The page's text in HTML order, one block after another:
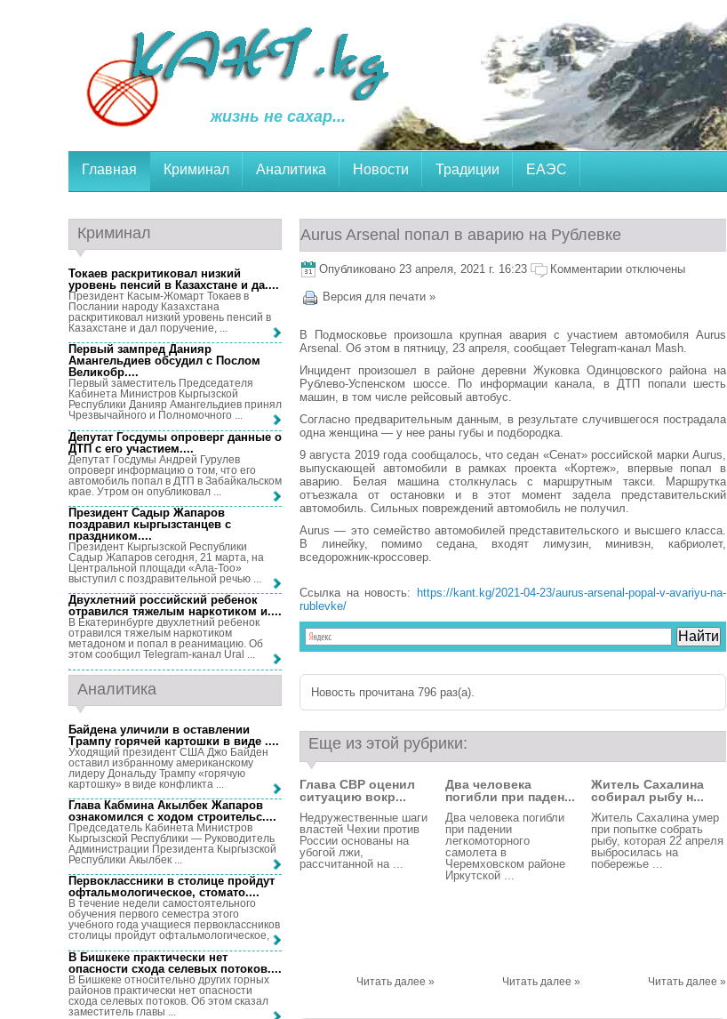
жизнь не сахар...
Главная Криминал Аналитика Новости Традиции ЕАЭС
Aurus Arsenal попал в аварию на Рублевке
Опубликовано 23 апреля, 2021 г. 16:23 Комментарии отключены
Версия для печати »
В Подмосковье произошла крупная авария с участием автомобиля Aurus
Arsenal. Об этом в пятницу, 23 апреля, сообщает Telegram-канал Mash.
Инцидент произошел в районе деревни Жуковка Одинцовского района на
Рублево-Успенском шоссе. По информации канала, в ДТП попали шесть
машин, в том числе рейсовый автобус.
Согласно предварительным данным, в результате случившегося пострадала
одна женщина — у нее раны губы и подбородка.
9 августа 2019 года сообщалось, что седан «Сенат» российской марки Aurus,
выпускающей автомобили в рамках проекта «Кортеж», впервые попал в
аварию. Белая машина столкнулась с маршрутным такси. Маршрутка
отъезжала от остановки и в этот момент задела представительский
автомобиль. Сильных повреждений автомобиль не получил.
Aurus — это семейство автомобилей представительского и высшего класса.
В линейку, помимо седана, входят лимузин, минивэн, кабриолет,
вседорожник-кроссовер.
Ссылка на новость:
https://kant.kg/2021-04-23/aurus-arsenal-popal-v-avariyu-na-
rublevke/
Новость прочитана 796 раз(a).
Еще из этой рубрики:
Глава СВР оценил
ситуацию вокр...
Недружественные шаги
властей Чехии против
России основаны на
убогой лжи,
рассчитанной на ...
Читать далее »
Два человека
погибли при паден...
Два человека погибли
при падении
легкомоторного
самолета в
Черемховском районе
Иркутской ...
Читать далее »
Житель Сахалина
собирал рыбу н...
Житель Сахалина умер
при попытке собрать
рыбу, которая 22 апреля
выбросилась на
побережье ...
Читать далее »
Криминал
Токаев раскритиковал низкий
уровень пенсий в Казахстане и да....
Президент Касым-Жомарт Токаев в
Послании народу Казахстана
раскритиковал низкий уровень пенсий в
Казахстане и дал поручение, ...
Первый зампред Данияр
Амангельдиев обсудил с Послом
Великобр....
Первый заместитель Председателя
Кабинета Министров Кыргызской
Республики Данияр Амангельдиев принял
Чрезвычайного и Полномочного ...
Депутат Госдумы опроверг данные о
ДТП с его участием....
Депутат Госдумы Андрей Гурулев
опроверг информацию о том, что его
автомобиль попал в ДТП в Забайкальском
крае. Утром он опубликовал ...
Президент Садыр Жапаров
поздравил кыргызстанцев с
праздником....
Президент Кыргызской Республики
Садыр Жапаров сегодня, 21 марта, на
Центральной площади «Ала-Тоо»
выступил с поздравительной речью ...
Двухлетний российский ребенок
отравился тяжелым наркотиком и....
В Екатеринбурге двухлетний ребенок
отравился тяжелым наркотиком
метадоном и попал в реанимацию. Об
этом сообщил Telegram-канал Ural ...
Аналитика
Байдена уличили в оставлении
Трампу горячей картошки в виде ....
Уходящий президент США Джо Байден
оставил избранному американскому
лидеру Дональду Трампу «горячую
картошку» в виде конфликта ...
Глава Кабмина Акылбек Жапаров
ознакомился с ходом строительс....
Председатель Кабинета Министров
Кыргызской Республики — Руководитель
Администрации Президента Кыргызской
Республики Акылбек ...
Первоклассники в столице пройдут
офтальмологическое, стомато....
В течение недели самостоятельного
обучения первого семестра этого
учебного года учащиеся первоклассников
столицы пройдут офтальмологическое, ...
В Бишкеке практически нет
опасности схода селевых потоков....
В Бишкеке относительно других горных
районов практически нет опасности
схода селевых потоков. Об этом сказал
заместитель главы ...